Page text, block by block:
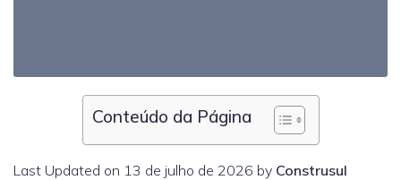
Conteúdo da Página
Last Updated on 13 de julho de 2026 by Construsul